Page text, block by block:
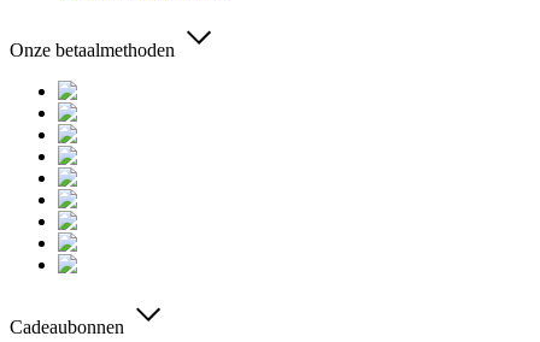
Onze betaalmethoden
Cadeaubonnen